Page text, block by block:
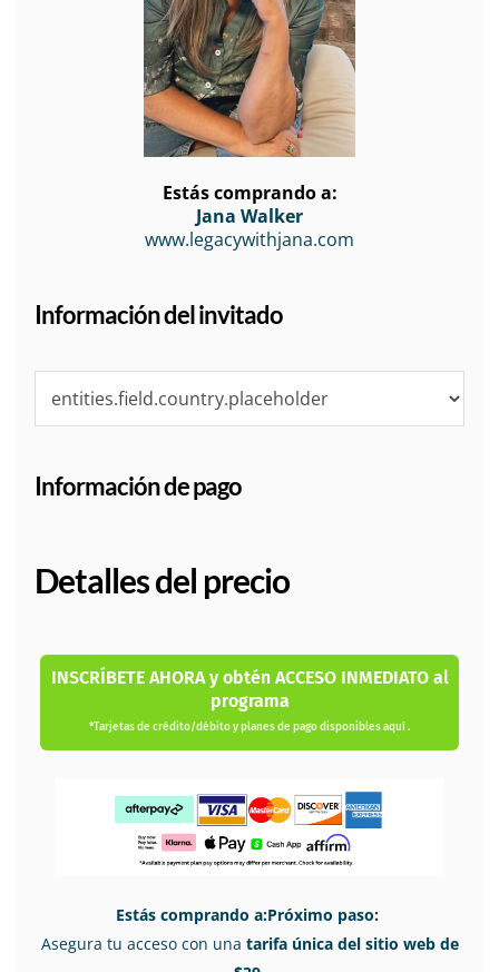
Estás comprando a:
Jana Walker
www.legacywithjana.com
Información del invitado
Información de pago
Detalles del precio
INSCRÍBETE AHORA y obtén ACCESO INMEDIATO al
programa
*Tarjetas de crédito/débito y planes de pago disponibles aquí .
Estás comprando a:Próximo paso:
Asegura tu acceso con una tarifa única del sitio web de